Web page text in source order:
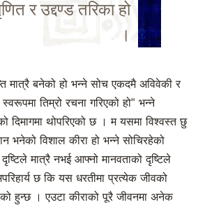
र उद्दण्ड तरिका हो
।
मात्रै बनेको हो भन्ने सोच एकदमै अविवेकी र
तिम्रो रचना गरिएको हो" भन्ने
दिमागमा थोपरिएको छ । म यसमा विश्वस्त छु
भनेको विशाल कीरा हो भन्ने सोचिरहेको
मात्रै नभई आफ्नो मानवताको दृष्टिले
छ कि यस धरतीमा प्रत्येक जीवको
हुन्छ । एउटा कीराको पूरै जीवनमा अनेक